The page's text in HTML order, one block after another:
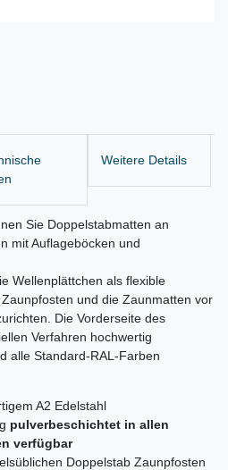
Weitere Details
Sie Doppelstabmatten an
mit Auflageböcken und
Wellenplättchen als flexible
und die Zaunmatten vor
Die Vorderseite des
Verfahren hochwertig
alle Standard-RAL-Farben
A2 Edelstahl
pulverbeschichtet in allen
verfügbar
Doppelstab Zaunpfosten